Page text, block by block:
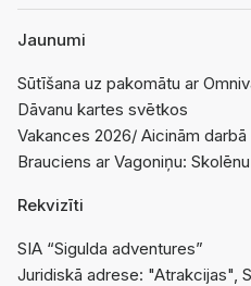
Jaunumi
Sūtīšana uz pakomātu ar
Dāvanu kartes svētkos
Vakances 2026/ Aicinām darbā
Brauciens ar Vagoniņu:
Rekvizīti
SIA “Sigulda adventures”
Juridiskā adrese: "Atrakcijas",